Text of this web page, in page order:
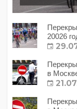
20026
в